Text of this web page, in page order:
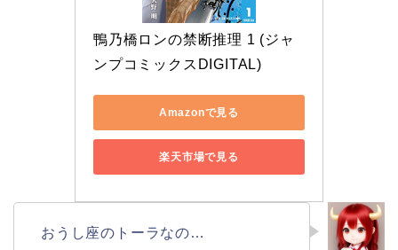
鴨乃橋ロンの禁断推理 1 (ジャ
ンプコミックスDIGITAL)
Amazonで見る
楽天市場で見る
おうし座のトーラなの…